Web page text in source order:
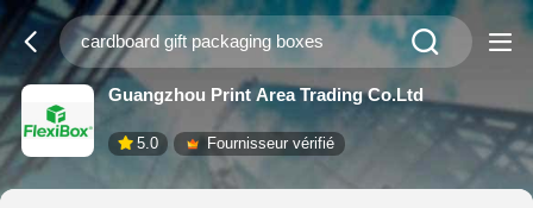
Guangzhou Print Area Trading Co.Ltd
5.0 Fournisseur vérifié